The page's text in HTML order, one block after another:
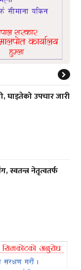
घाइतेको उपचार जारी
स्वतन्त्र नेतृत्वतर्फ